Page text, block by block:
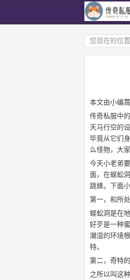
您现在的位置
本文由小编
传奇私服中
天马行空的
毕竟从它们
么怪物，大
今天小老弟
面，在蜈蚣
跳蜂。下面
第一，和所
蜈蚣洞是在
好歹是一种
潮湿的环境
特。
第二，奇特
之所以叫这